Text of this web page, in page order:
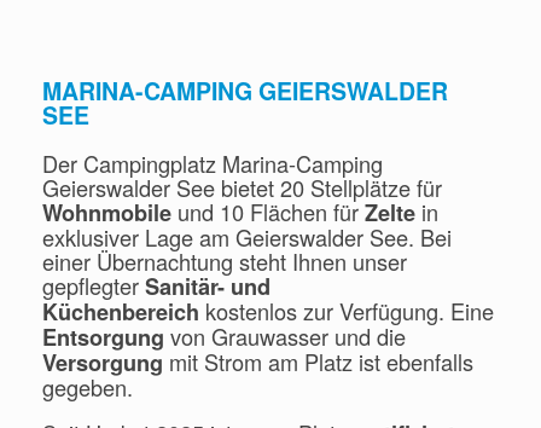
MARINA-CAMPING GEIERSWALDER
SEE
Der Campingplatz Marina-Camping
Geierswalder See bietet 20 Stellplätze für
Wohnmobile und 10 Flächen fürZelte in
exklusiver Lage am Geierswalder See. Bei
einer Übernachtung steht Ihnen unser
gepflegterSanitär- und
Küchenbereich kostenlos zur Verfügung. Eine
Entsorgung von Grauwasser und die
Versorgung mit Strom am Platz ist ebenfalls
gegeben.